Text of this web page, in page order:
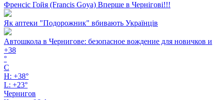
Френсіс Гойя (Francis Goya) Вперше в Чернігові!!!
Як аптеки "Подорожник" вбивають Українців
Автошкола в Чернигове: безопасное вождение для новичков и
+38
°
C
H: +38°
L: +23°
Чернигов